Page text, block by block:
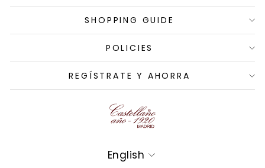
SHOPPING GUIDE
POLICIES
REGÍSTRATE Y AHORRA
Language
English